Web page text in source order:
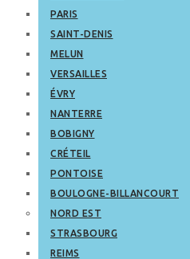
PARIS
SAINT-DENIS
MELUN
VERSAILLES
ÉVRY
NANTERRE
BOBIGNY
CRÉTEIL
PONTOISE
BOULOGNE-BILLANCOURT
NORD EST
STRASBOURG
REIMS